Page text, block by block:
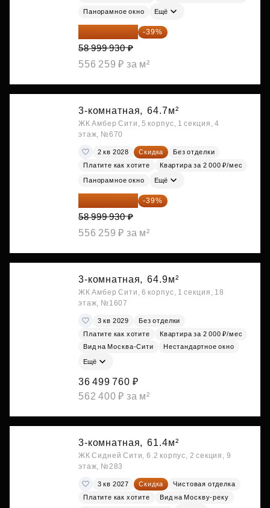
Панорамное окно Ещё
35 989 957 ₽ -39%
58 999 930 ₽
556 259 ₽ за м²
3-комнатная, 64.7м²
ЖК Амбер Сити, 5 корпус, 1 секция, 4
этаж, №670
2 кв 2028 Скидка
Без отделки
Платите как хотите
Квартира за 2 000 ₽/мес
Панорамное окно Ещё
35 989 957 ₽ -39%
58 999 930 ₽
556 259 ₽ за м²
3-комнатная, 64.9м²
ЖК Амбер Сити, 6 корпус, 1 секция, 18
этаж, №1607
3 кв 2029
Без отделки
Платите как хотите
Квартира за 2 000 ₽/мес
Вид на Москва-Сити
Нестандартное окно
Ещё
36 499 760 ₽
562 400 ₽ за м²
3-комнатная, 61.4м²
ЖК Сидней Сити, 6.2 корпус, 2 секция, 9
этаж, №283
3 кв 2027 Скидка
Чистовая отделка
Платите как хотите
Вид на Москву-реку